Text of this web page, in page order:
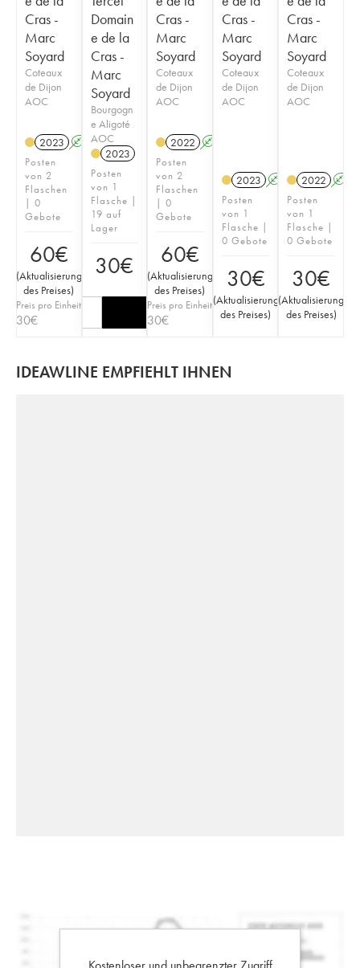
Cras -
Marc
Soyard
Coteaux
de Dijon
AOC
2023 A K
Posten
von 2
Flaschen
| 0
Gebote
60€
(Aktualisierung
des Preises)
Preis pro Einheit
30€
Domain
e de la
Cras -
Marc
Soyard
Bourgogn
e Aligoté
AOC
2023
Posten
von 1
Flasche |
19 auf
Lager
30€
Cras -
Marc
Soyard
Coteaux
de Dijon
AOC
2022 A
Posten
von 2
Flaschen
| 0
Gebote
60€
(Aktualisierung
des Preises)
Preis pro Einheit
30€
Cras -
Marc
Soyard
Coteaux
de Dijon
AOC
2023 A K
Posten
von 1
Flasche |
0 Gebote
30€
(Aktualisierung
des Preises)
Cras -
Marc
Soyard
Coteaux
de Dijon
AOC
2022 A
Posten
von 1
Flasche |
0 Gebote
30€
(Aktualisierung
des Preises)
IDEAWLINE EMPFIEHLT IHNEN